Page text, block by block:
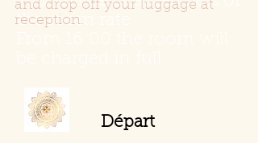
the room rate.
and drop off your luggage at
reception.
Départ